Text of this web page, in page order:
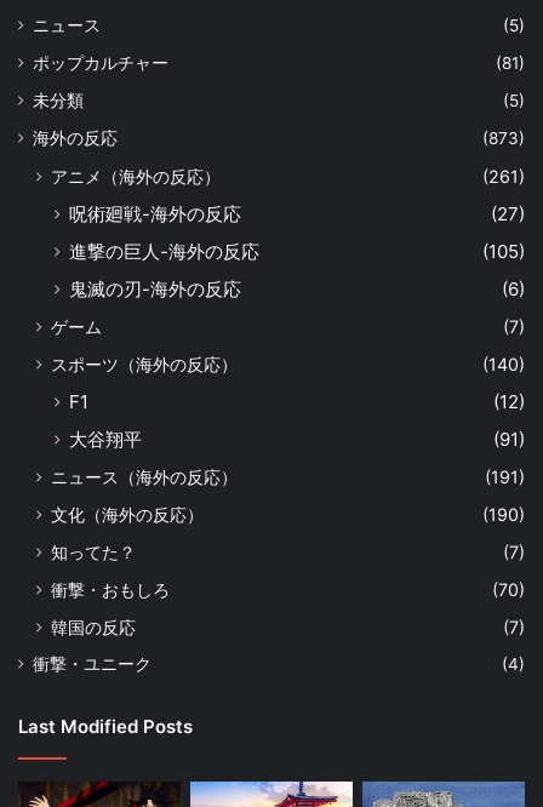
ニュース
(5)
ポップカルチャー
(81)
未分類
(5)
海外の反応
(873)
アニメ（海外の反応） (261)
呪術廻戦-海外の反応
(27)
進撃の巨人-海外の反応
(105)
鬼滅の刃-海外の反応
(6)
ゲーム
(7)
スポーツ（海外の反応）
(140)
F1
(12)
大谷翔平
(91)
ニュース（海外の反応）
(191)
文化（海外の反応）
(190)
知ってた？
(7)
衝撃・おもしろ
(70)
韓国の反応
(7)
衝撃・ユニーク (4)
Last Modified Posts